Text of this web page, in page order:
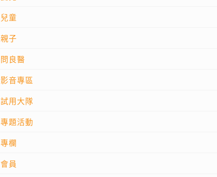
兒童
親子
問良醫
影音專區
試用大隊
專題活動
專欄
會員